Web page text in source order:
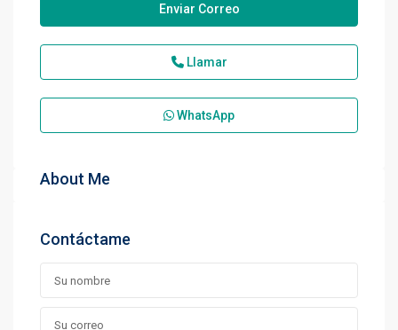
Enviar Correo
Llamar
WhatsApp
About Me
Contáctame